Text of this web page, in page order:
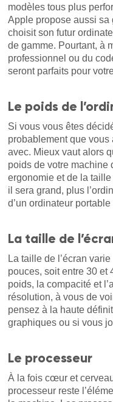
modèles tous plus
Apple propose aussi sa
choisit son futur
de gamme. Pourtant, à
professionnel ou du
seront parfaits pour
Le poids de
Si vous vous êtes
probablement que
avec. Mieux vaut alors
poids de votre machine
ergonomie et de la
il sera grand, plus
d’un ordinateur
La taille de
La taille de l’écran
pouces, soit entre 30 et
poids, la compacité et
résolution, à vous de
pensez à la haute
graphiques ou si vous
Le processeur
À la fois cœur et
processeur reste